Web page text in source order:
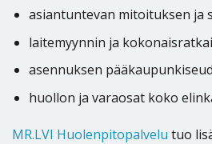
asiantuntevan mitoituksen ja
laitemyynnin ja
asennuksen
huollon ja varaosat koko
MR.LVI Huolenpitopalvelu tuo